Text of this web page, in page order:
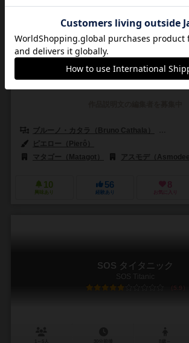
6.0
ブルーノ・カタラ（Bruno Cathala）
ピエロー（Pierô）
マタゴー（Matagot）
アスモデ（Asmodee
10
興味あり
56
経験あり
8
お気に入り
SOS タイタニック
SOS Titanic
5.9